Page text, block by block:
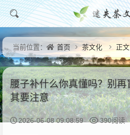
当前位置： 首页 茶文化 正文
腰子补什么你真懂吗？别
其要注意
2026-06-08 09:08:59 390阅读